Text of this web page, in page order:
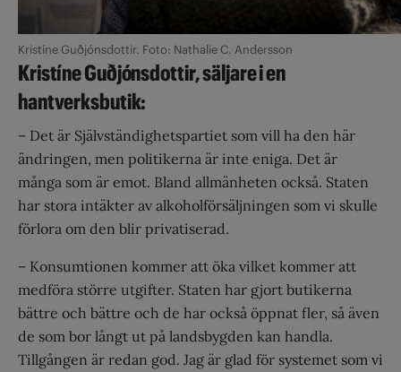
Kristíne Guðjónsdottir. Foto: Nathalie C. Andersson
Kristíne Guðjónsdottir, säljare i en
hantverksbutik:
– Det är Självständighetspartiet som vill ha den här
ändringen, men politikerna är inte eniga. Det är
många som är emot. Bland allmänheten också. Staten
har stora intäkt­er av alkoholförsäljningen som vi skulle
förlora om den blir privatiserad.
– Konsumtionen kommer att öka vilket kommer att
medföra större utgifter. Staten har gjort butikerna
bättre och bättre och de har också öppnat fler, så även
de som bor långt ut på landsbygden kan handla.
Tillgången är redan god. Jag är glad för systemet som vi